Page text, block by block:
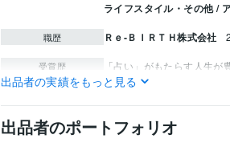
ライフスタイル・その他 /
職歴 Ｒｅ‐ＢＩＲＴＨ株式会社
受賞歴 「占い」がもたらす人生が
姓名判断鑑定士 取得年 :
タロットカード士
出品者の実績をもっと見る
出品者のポートフォリオ